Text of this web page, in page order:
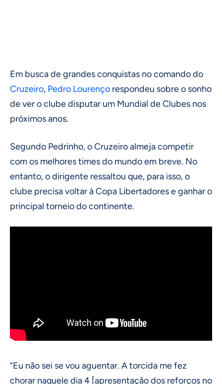
Em busca de grandes conquistas no comando do
Cruzeiro, Pedro Lourenço respondeu sobre o sonho
de ver o clube disputar um Mundial de Clubes nos
próximos anos.
Segundo Pedrinho, o Cruzeiro almeja competir
com os melhores times do mundo em breve. No
entanto, o dirigente ressaltou que, para isso, o
clube precisa voltar à Copa Libertadores e ganhar o
principal torneio do continente.
“Eu não sei se vou aguentar. A torcida me fez
chorar naquele dia 4 [apresentação dos reforços no